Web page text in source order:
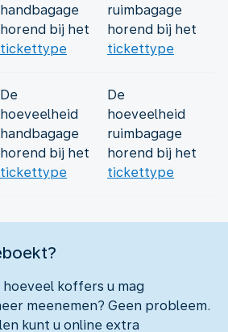
handbagage
horend bij het
tickettype
ruimbagage
horend bij het
tickettype
De
hoeveelheid
handbagage
horend bij het
tickettype
De
hoeveelheid
ruimbagage
horend bij het
tickettype
koffers u mag
meenemen? Geen probleem.
kunt u online extra